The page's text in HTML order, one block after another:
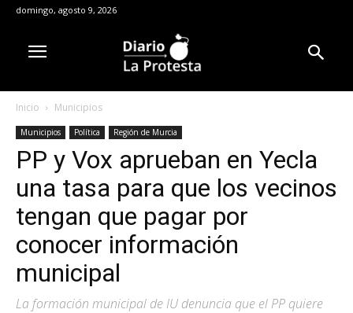
domingo, agosto 9, 2026
Inicio Municipios
Municipios Política Región de Murcia
PP y Vox aprueban en Yecla
una tasa para que los vecinos
tengan que pagar por
conocer información
municipal
La formación municipal de IU denuncia que el PP quiere